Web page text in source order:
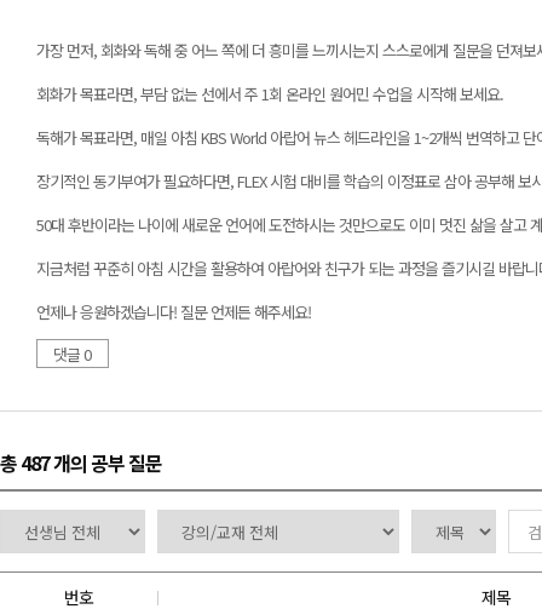
가장 먼저, 회화와 독해 중 어느 쪽에 더 흥미를 느끼시는지 스스로에게 질문을 던져보
회화가 목표라면, 부담 없는 선에서 주 1회 온라인 원어민 수업을 시작해 보세요.
독해가 목표라면, 매일 아침 KBS World 아랍어 뉴스 헤드라인을 1~2개씩 번역하고
장기적인 동기부여가 필요하다면, FLEX 시험 대비를 학습의 이정표로 삼아 공부해 보
50대 후반이라는 나이에 새로운 언어에 도전하시는 것만으로도 이미 멋진 삶을 살고
지금처럼 꾸준히 아침 시간을 활용하여 아랍어와 친구가 되는 과정을 즐기시길 바랍
언제나 응원하겠습니다! 질문 언제든 해주세요!
댓글 0
총 487 개의 공부 질문
번호 제목